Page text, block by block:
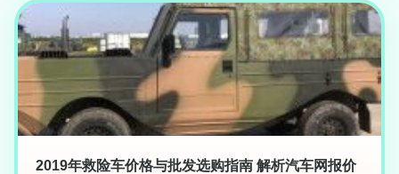
2019年救险车价格与批发选购指南 解析汽车网报价